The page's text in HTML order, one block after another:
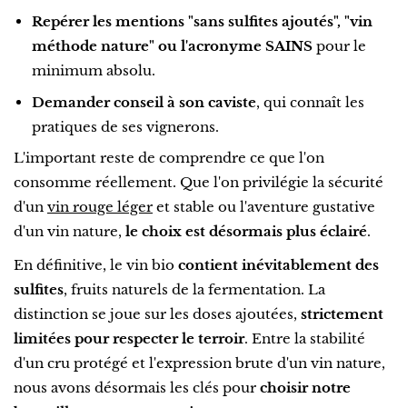
Repérer les mentions "sans sulfites ajoutés", "vin
méthode nature" ou l'acronyme SAINS pour le
minimum absolu.
Demander conseil à son caviste, qui connaît les
pratiques de ses vignerons.
L'important reste de comprendre ce que l'on
consomme réellement. Que l'on privilégie la sécurité
d'un vin rouge léger et stable ou l'aventure gustative
d'un vin nature, le choix est désormais plus éclairé.
En définitive, le vin bio contient inévitablement des
sulfites, fruits naturels de la fermentation. La
distinction se joue sur les doses ajoutées, strictement
limitées pour respecter le terroir. Entre la stabilité
d'un cru protégé et l'expression brute d'un vin nature,
nous avons désormais les clés pour choisir notre